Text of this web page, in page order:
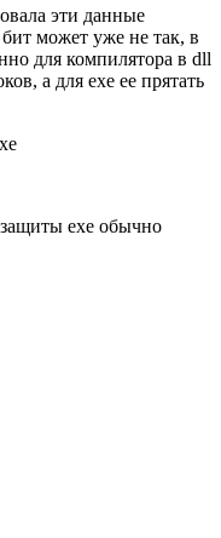
эти данные
может уже не так, в
для компилятора в dll
а для ехе ее прятать
exe обычно